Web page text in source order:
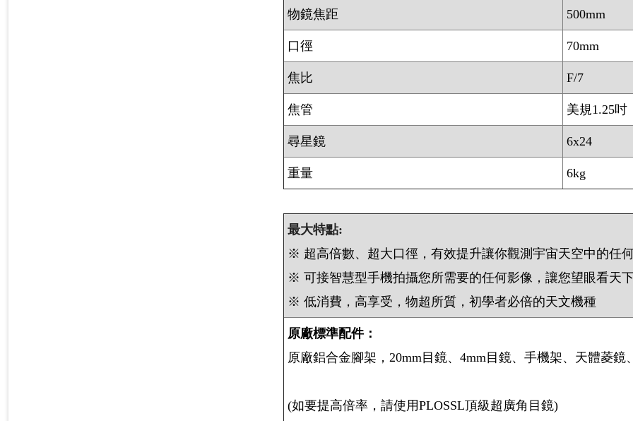
物鏡焦距 500mm
口徑 70mm
焦比 F/7
焦管 美規1.25吋
尋星鏡 6x24
重量 6kg
最大特點:
※ 超高倍數、超大口徑，有效提升讓你觀測宇宙天空中的任
※ 可接智慧型手機拍攝您所需要的任何影像，讓您望眼看天
※ 低消費，高享受，物超所質，初學者必倍的天文機種
原廠標準配件：
原廠鋁合金腳架，20mm目鏡、4mm目鏡、手機架、天體菱鏡
(如要提高倍率，請使用PLOSSL頂級超廣角目鏡)